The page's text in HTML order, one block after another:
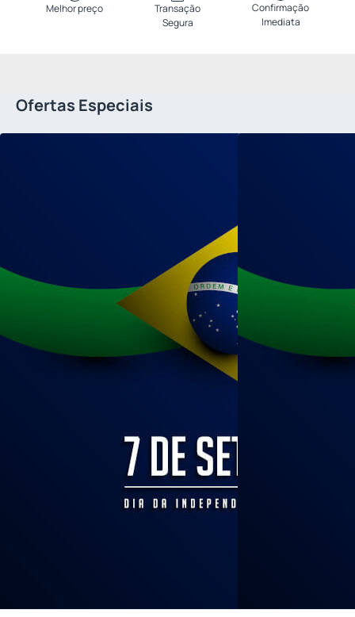
Melhor preço
Transação
Segura
Confirmação
Imediata
Ofertas Especiais